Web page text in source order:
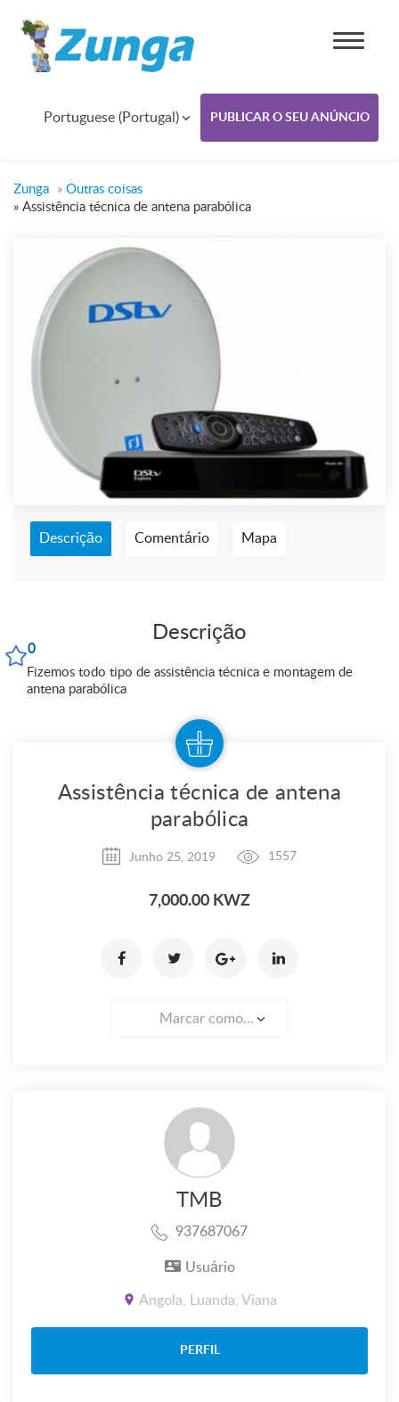
0
Portuguese (Portugal) PUBLICAR O SEU ANÚNCIO
Zunga » Outras coisas
» Assistência técnica de antena parabólica
Descrição Comentário Mapa
Descrição
Fizemos todo tipo de assistência técnica e montagem de
antena parabólica
Assistência técnica de antena
parabólica
Junho 25, 2019 1557
7,000.00 KWZ
Marcar como...
TMB
937687067
Usuário
Angola, Luanda, Viana
PERFIL